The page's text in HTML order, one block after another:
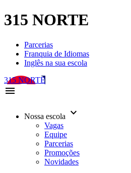
315 NORTE
Parcerias
Franquia de Idiomas
Inglês na sua escola
315 NORTE
menu
Nossa escola keyboard_arrow_down
Vagas
Equipe
Parcerias
Promoções
Novidades